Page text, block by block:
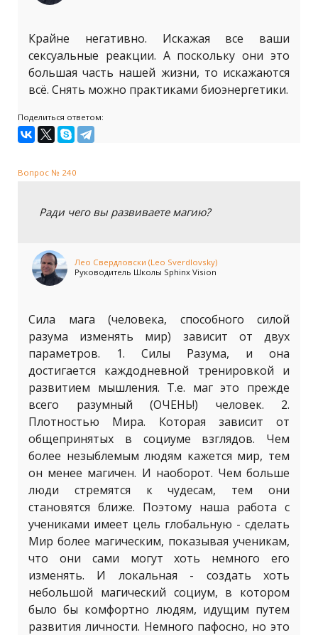
Крайне негативно. Искажая все ваши
сексуальные реакции. А поскольку они это
большая часть нашей жизни, то искажаются
всё. Снять можно практиками биоэнергетики.
Поделиться ответом:
Вопрос № 240
Ради чего вы развиваете магию?
Лео Свердловски (Leo Sverdlovsky)
Руководитель Школы Sphinx Vision
Сила мага (человека, способного силой
разума изменять мир) зависит от двух
параметров. 1. Силы Разума, и она
достигается каждодневной тренировкой и
развитием мышления. Т.е. маг это прежде
всего разумный (ОЧЕНЬ!) человек. 2.
Плотностью Мира. Которая зависит от
общепринятых в социуме взглядов. Чем
более незыблемым людям кажется мир, тем
он менее магичен. И наоборот. Чем больше
люди стремятся к чудесам, тем они
становятся ближе. Поэтому наша работа с
учениками имеет цель глобальную - сделать
Мир более магическим, показывая ученикам,
что они сами могут хоть немного его
изменять. И локальная - создать хоть
небольшой магический социум, в котором
было бы комфортно людям, идущим путем
развития личности. Немного пафосно, но это